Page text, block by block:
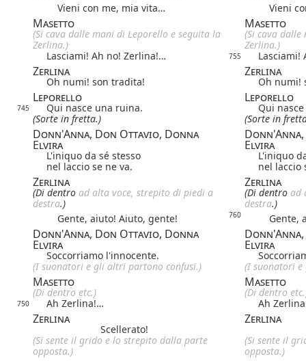
Vieni con me, mia vita…
Vieni
Masetto Masetto
(Si cava dalle mani di Leporello e seguita la
Zerlina.)
(Si cava
Zerlina.)
Lasciami! Ah no! Zerlina!…
755 Lasciami!
Zerlina Zerlina
Oh numi! son tradita! Oh numi!
Leporello Leporello
745 Qui nasce una ruina.
Qui
(Sorte in fretta.)
(Sorte in
Donn'Anna, Don Ottavio, Donna
Elvira Elvira
L'iniquo da sé stesso
L'iniquo
nel laccio se ne va.
nel laccio
Zerlina Zerlina
(Di dentro ad alta voce, strepito di piedi a
destra.)
(Di dentro ad
destra.)
Gente, aiuto! Aiuto, gente!
760 Gente,
Donn'Anna, Don Ottavio, Donna
Elvira Elvira
Soccorriamo l'innocente.
(I suonatori e gli altri partono confusi.)
(I suonatori
Masetto Masetto
(Di dentro etc.) (Di dentro
750 Ah Zerlina!… Ah
Zerlina Zerlina
Scellerato!
(Si sente il grido e lo strepito dalla parte
opposta.)
(Si sente il
opposta.)